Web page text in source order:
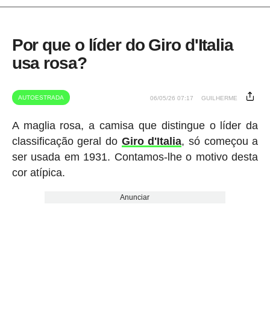
Por que o líder do Giro d'Italia
usa rosa?
AUTOESTRADA 06/05/26 07:17 GUILHERME
A maglia rosa, a camisa que distingue o líder da
classificação geral do Giro d'Italia, só começou a
ser usada em 1931. Contamos-lhe o motivo desta
cor atípica.
Anunciar